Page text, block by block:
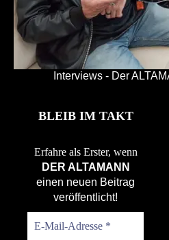
Interviews - Der
BLEIB IM TAKT
Erfahre als Erster, wenn
DER ALTAMANN
einen neuen Beitrag
veröffentlicht!